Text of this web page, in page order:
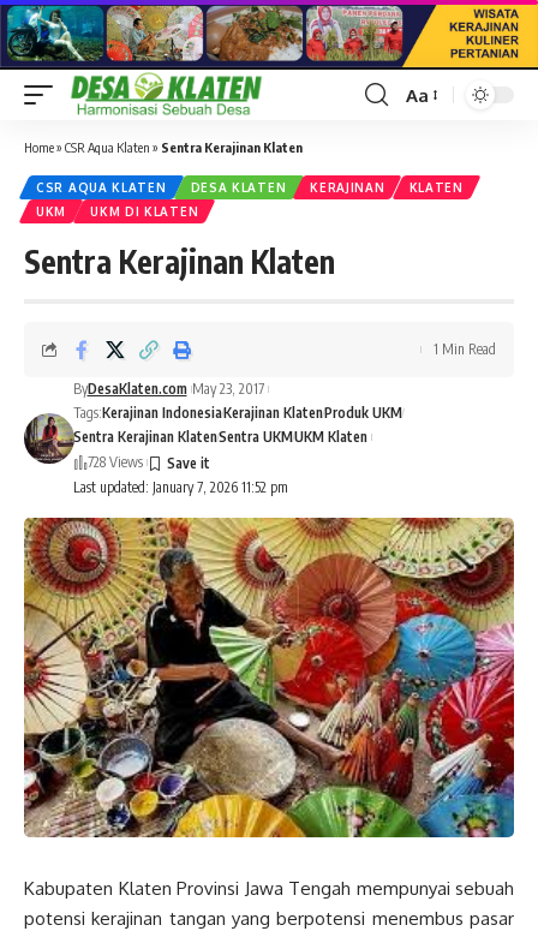
Font
Aa
Home» CSR Aqua Klaten » Sentra Kerajinan Klaten
CSR AQUA KLATEN DESA KLATEN KERAJINAN
KLATEN
UKM
UKM DI KLATEN
Sentra Kerajinan Klaten
Last updated: January 7, 2026 11:52 pm
ByDesaKlaten.com May 23, 2017
Tags:Kerajinan IndonesiaKerajinan KlatenProduk UKM
Sentra Kerajinan KlatenSentra UKMUKM Klaten
728 Views
1 Min Read
Kabupaten Klaten Provinsi Jawa Tengah mempunyai sebuah
potensi kerajinan tangan yang berpotensi menembus pasar